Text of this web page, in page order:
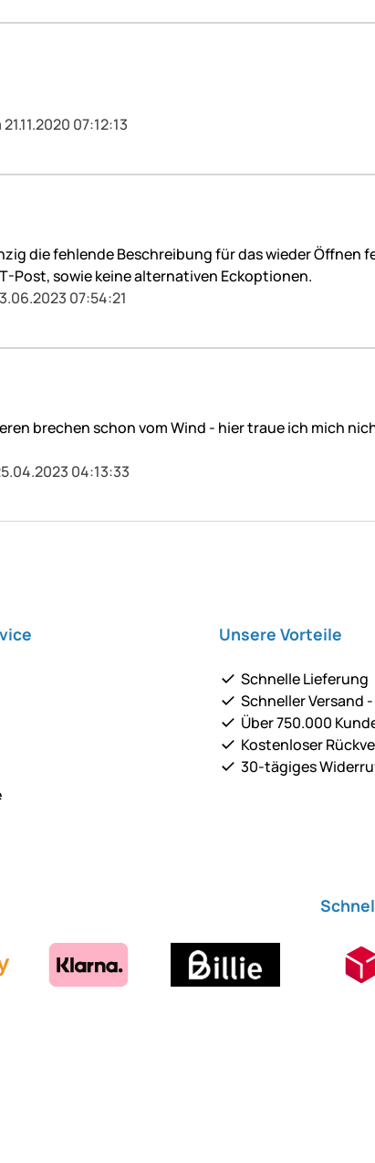
07:12:13
die fehlende Beschreibung für das wieder Öffnen
Post, sowie keine alternativen Eckoptionen.
07:54:21
brechen schon vom Wind - hier traue ich mich
04:13:33
Unsere Vorteile
Schnelle Lieferung
Schneller Versand
Über 750.000
Kostenloser
30-tägiges